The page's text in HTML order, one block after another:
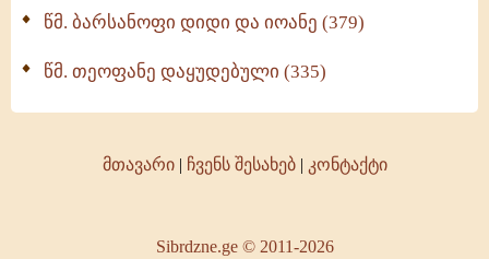
წმ. ბარსანოფი დიდი და იოანე (379)
წმ. თეოფანე დაყუდებული (335)
მთავარი| ჩვენს შესახებ| კონტაქტი
Sibrdzne.ge © 2011-2026